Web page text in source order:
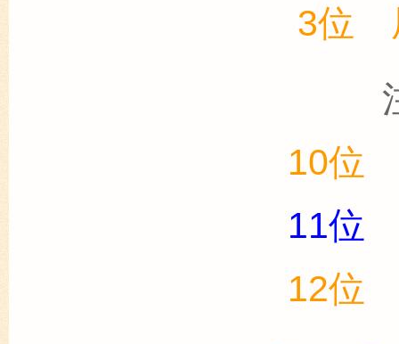
3位
10位
11位
12位